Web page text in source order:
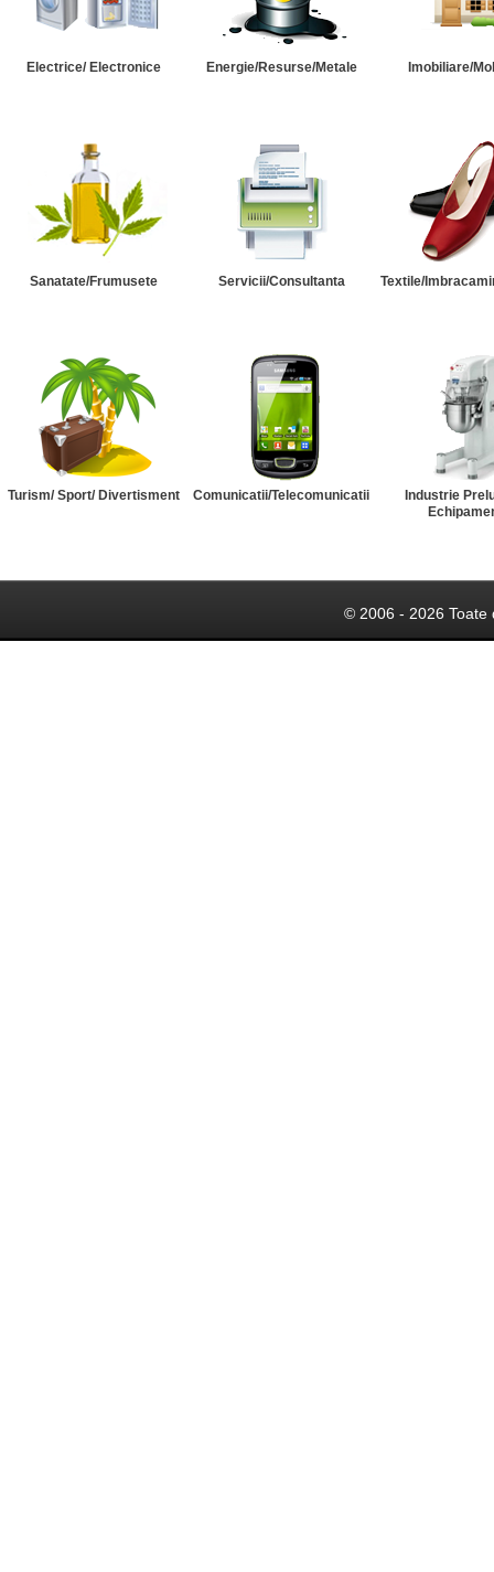
Electrice/ Electronice Energie/Resurse/Metale Imobiliare/
Sanatate/Frumusete Servicii/Consultanta Textile/
Turism/ Sport/ Divertisment Comunicatii/Telecomunicatii
Industrie
© 2006 - 2026